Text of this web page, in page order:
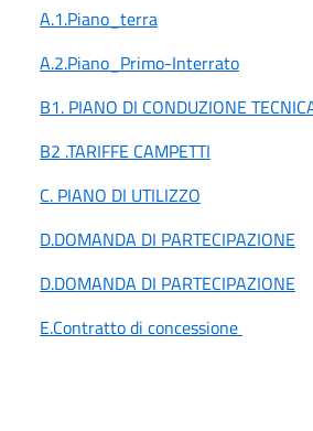
A.1.Piano_terra
A.2.Piano_Primo-Interrato
B1. PIANO DI CONDUZIONE
B2 .TARIFFE CAMPETTI
C. PIANO DI UTILIZZO
D.DOMANDA DI PARTECIPAZIONE
D.DOMANDA DI PARTECIPAZIONE
E.Contratto di concessione